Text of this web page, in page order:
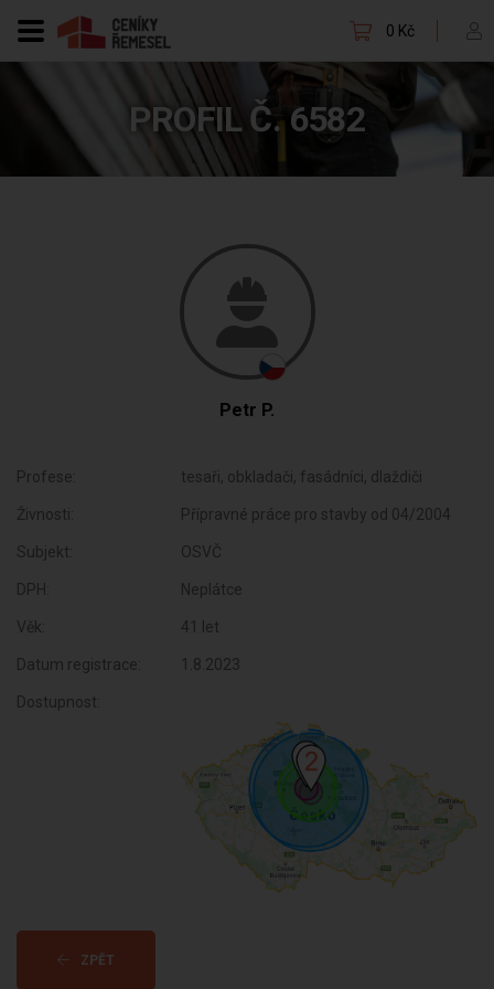
0 Kč
PROFIL Č. 6582
Petr P.
Profese: tesaři, obkladači, fasádníci, dlaždiči
Živnosti: Přípravné práce pro stavby od 04/2004
Subjekt: OSVČ
DPH: Neplátce
Věk: 41 let
Datum registrace: 1.8.2023
Dostupnost:
ZPĚT